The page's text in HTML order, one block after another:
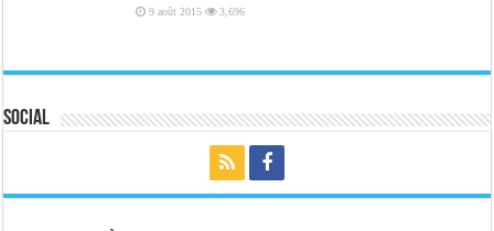
9 août 2015 3,696
Social